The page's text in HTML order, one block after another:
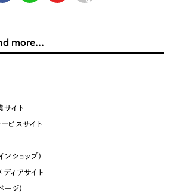
more...
サイト
ービスサイト
ンショップ）
ディアサイト
ージ）